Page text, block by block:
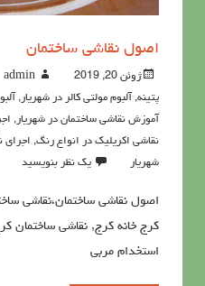
اصول نقاشی ساختمان
ژوئن 20, 2019 admin
پتينه, آلبوم مولتی کالر در شهریار,
آموزش نقاشی ساختمان در شهریار,
نقاشی اکریلیک در انواع رنگ, اجرای
شهریار
یک نظر بنویسید
اصول نقاشی ساختمان،نقاشی
کرج خانه کرج, نقاشی ساختمان
استخدام مربی